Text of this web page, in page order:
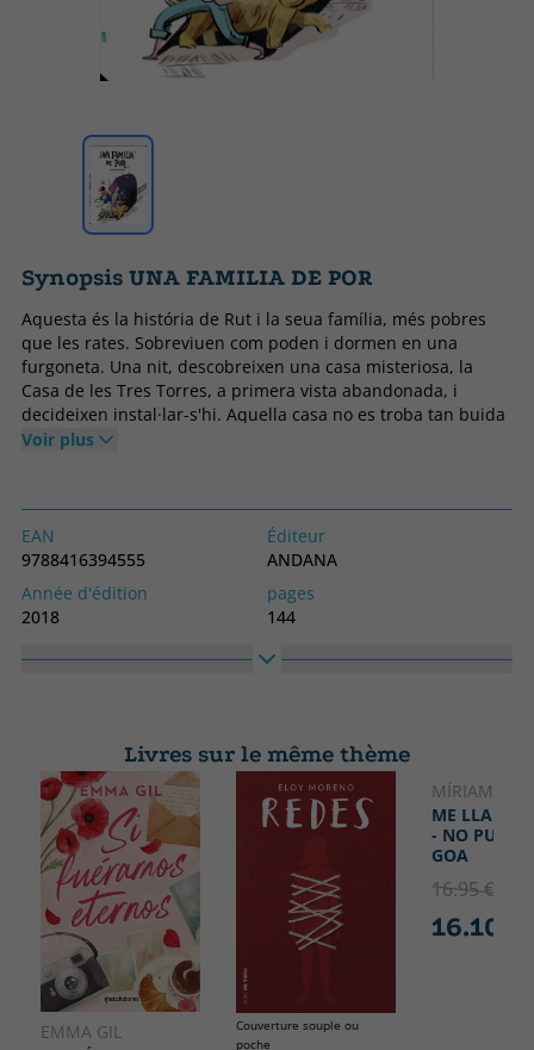
Synopsis UNA FAMILIA DE POR
Aquesta és la história de Rut i la seua família, més pobres
que les rates. Sobreviuen com poden i dormen en una
furgoneta. Una nit, descobreixen una casa misteriosa, la
Casa de les Tres Torres, a primera vista abandonada, i
decideixen instal·lar-s'hi. Aquella casa no es troba tan buida
com es pensaven i hauran d'aprendre a compartir-la amb
Voir plus
EAN
9788416394555
Éditeur
ANDANA
Année d'édition
2018
pages
144
langage
200
Largeur
145
Livres sur le même thème
EMMA GIL
Couverture souple ou
poche
MÍRIAM
ME LLAMO
- NO
GOA
16.95 €
16.10 €